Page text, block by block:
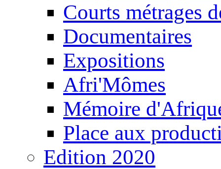
Courts métrages
Documentaires
Expositions
Afri'Mômes
Mémoire
Place aux
Edition 2020